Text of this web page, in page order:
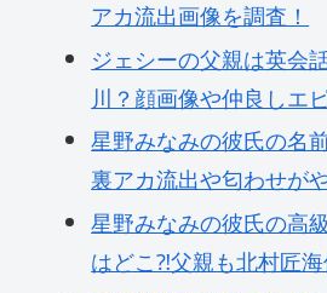
アカ流出画像を調査！
ジェシーの父親は英会
川？顔画像や仲良しエ
星野みなみの彼氏の名
裏アカ流出や匂わせが
星野みなみの彼氏の高
はどこ⁈父親も北村匠